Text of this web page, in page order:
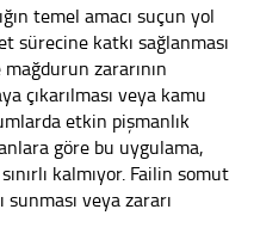
temel amacı suçun yol
sürecine katkı sağlanması
zararının
çıkarılması veya kamu
etkin pişmanlık
göre bu uygulama,
kalmıyor. Failin somut
veya zararı